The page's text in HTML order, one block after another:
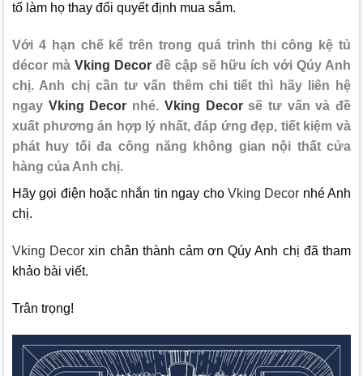
tố làm họ thay đổi quyết định mua sắm.
Với 4 hạn chế kể trên trong quá trình thi công kệ tủ
décor mà Vking Decor đề cập sẽ hữu ích với Qúy Anh
chị. Anh chị cần tư vấn thêm chi tiết thì hãy liên hệ
ngay Vking Decor nhé. Vking Decorsẽ tư vấn và đề
xuất phương án hợp lý nhất, đáp ứng đẹp, tiết kiệm và
phát huy tối đa công năng không gian nội thất cửa
hàng của Anh chị.
Hãy gọi điện hoặc nhắn tin ngay cho Vking Decor nhé Anh
chị.
Vking Decor xin chân thành cảm ơn Qúy Anh chị đã tham
khảo bài viết.
Trân trọng!